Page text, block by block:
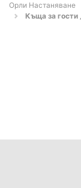
Орли Настаняване
Къща за гости